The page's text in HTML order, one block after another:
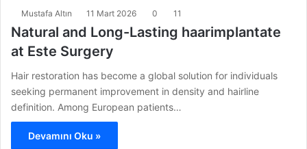
Mustafa Altın 11 Mart 2026 0 11
Natural and Long-Lasting haarimplantate
at Este Surgery
Hair restoration has become a global solution for individuals
seeking permanent improvement in density and hairline
definition. Among European patients…
Devamını Oku »